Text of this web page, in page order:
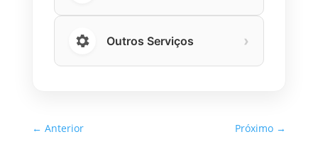
Outros Serviços ›
← Anterior Próximo →